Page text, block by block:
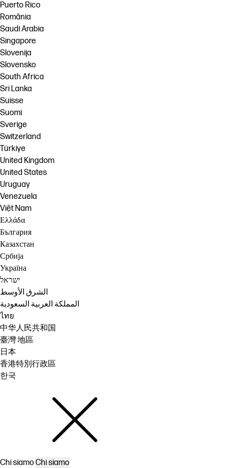
Puerto Rico
România
Saudi Arabia
Singapore
Slovenija
Slovensko
South Africa
Sri Lanka
Suisse
Suomi
Sverige
Switzerland
Türkiye
United Kingdom
United States
Uruguay
Venezuela
Việt Nam
Ελλάδα
България
Казахстан
Србија
Україна
ישראל
الشرق الأوسط
المملكة العربية السعودية
ไทย
中华人民共和国
臺灣 地區
日本
香港特別行政區
한국
Chi siamoChi siamo